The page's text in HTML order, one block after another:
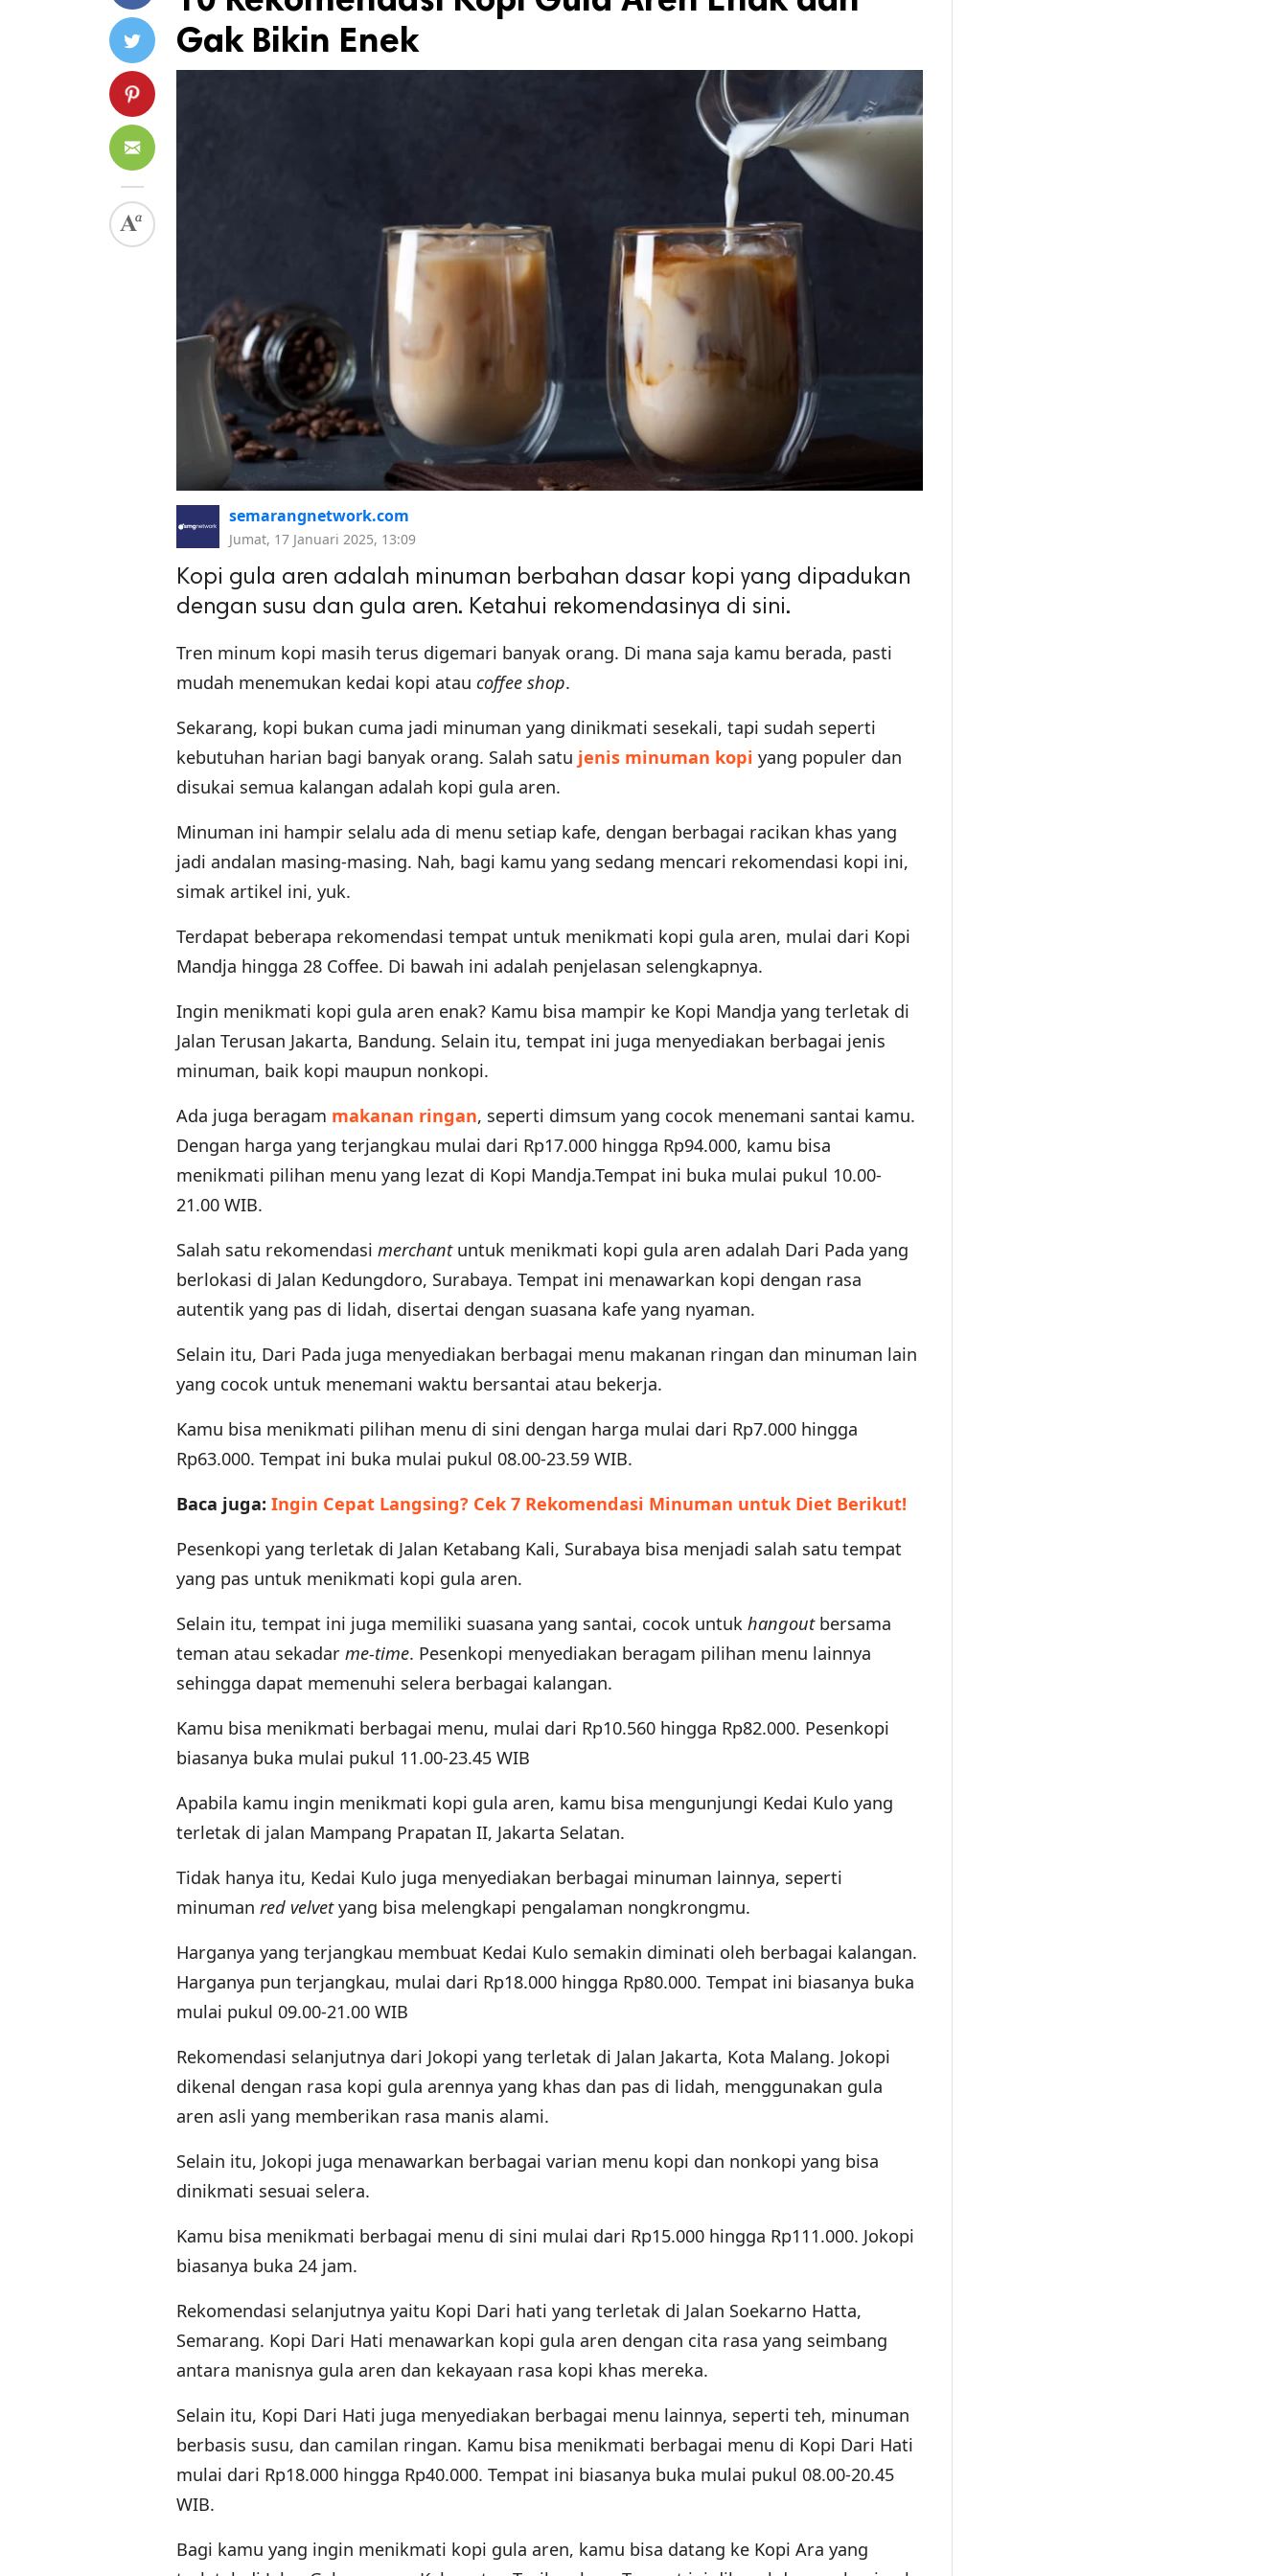
Gak Bikin Enek
semarangnetwork.com
Jumat, 17 Januari 2025, 13:09
Kopi gula aren adalah minuman berbahan dasar kopi yang dipadukan
dengan susu dan gula aren. Ketahui rekomendasinya di sini.
Tren minum kopi masih terus digemari banyak orang. Di mana saja kamu berada, pasti
mudah menemukan kedai kopi atau coffee shop.
Sekarang, kopi bukan cuma jadi minuman yang dinikmati sesekali, tapi sudah seperti
kebutuhan harian bagi banyak orang. Salah satu jenis minuman kopi yang populer dan
disukai semua kalangan adalah kopi gula aren.
Minuman ini hampir selalu ada di menu setiap kafe, dengan berbagai racikan khas yang
jadi andalan masing-masing. Nah, bagi kamu yang sedang mencari rekomendasi kopi ini,
simak artikel ini, yuk.
Terdapat beberapa rekomendasi tempat untuk menikmati kopi gula aren, mulai dari Kopi
Mandja hingga 28 Coffee. Di bawah ini adalah penjelasan selengkapnya.
Ingin menikmati kopi gula aren enak? Kamu bisa mampir ke Kopi Mandja yang terletak di
Jalan Terusan Jakarta, Bandung. Selain itu, tempat ini juga menyediakan berbagai jenis
minuman, baik kopi maupun nonkopi.
Ada juga beragam makanan ringan, seperti dimsum yang cocok menemani santai kamu.
Dengan harga yang terjangkau mulai dari Rp17.000 hingga Rp94.000, kamu bisa
menikmati pilihan menu yang lezat di Kopi Mandja.Tempat ini buka mulai pukul 10.00-
21.00 WIB.
Salah satu rekomendasi merchantuntuk menikmati kopi gula aren adalah Dari Pada yang
berlokasi di Jalan Kedungdoro, Surabaya. Tempat ini menawarkan kopi dengan rasa
autentik yang pas di lidah, disertai dengan suasana kafe yang nyaman.
Selain itu, Dari Pada juga menyediakan berbagai menu makanan ringan dan minuman lain
yang cocok untuk menemani waktu bersantai atau bekerja.
Kamu bisa menikmati pilihan menu di sini dengan harga mulai dari Rp7.000 hingga
Rp63.000. Tempat ini buka mulai pukul 08.00-23.59 WIB.
Baca juga: Ingin Cepat Langsing? Cek 7 Rekomendasi Minuman untuk Diet Berikut!
Pesenkopi yang terletak di Jalan Ketabang Kali, Surabaya bisa menjadi salah satu tempat
yang pas untuk menikmati kopi gula aren.
Selain itu, tempat ini juga memiliki suasana yang santai, cocok untuk hangoutbersama
teman atau sekadar me-time. Pesenkopi menyediakan beragam pilihan menu lainnya
sehingga dapat memenuhi selera berbagai kalangan.
Kamu bisa menikmati berbagai menu, mulai dari Rp10.560 hingga Rp82.000. Pesenkopi
biasanya buka mulai pukul 11.00-23.45 WIB
Apabila kamu ingin menikmati kopi gula aren, kamu bisa mengunjungi Kedai Kulo yang
terletak di jalan Mampang Prapatan II, Jakarta Selatan.
Tidak hanya itu, Kedai Kulo juga menyediakan berbagai minuman lainnya, seperti
minuman red velvetyang bisa melengkapi pengalaman nongkrongmu.
Harganya yang terjangkau membuat Kedai Kulo semakin diminati oleh berbagai kalangan.
Harganya pun terjangkau, mulai dari Rp18.000 hingga Rp80.000. Tempat ini biasanya buka
mulai pukul 09.00-21.00 WIB
Rekomendasi selanjutnya dari Jokopi yang terletak di Jalan Jakarta, Kota Malang. Jokopi
dikenal dengan rasa kopi gula arennya yang khas dan pas di lidah, menggunakan gula
aren asli yang memberikan rasa manis alami.
Selain itu, Jokopi juga menawarkan berbagai varian menu kopi dan nonkopi yang bisa
dinikmati sesuai selera.
Kamu bisa menikmati berbagai menu di sini mulai dari Rp15.000 hingga Rp111.000. Jokopi
biasanya buka 24 jam.
Rekomendasi selanjutnya yaitu Kopi Dari hati yang terletak di Jalan Soekarno Hatta,
Semarang. Kopi Dari Hati menawarkan kopi gula aren dengan cita rasa yang seimbang
antara manisnya gula aren dan kekayaan rasa kopi khas mereka.
Selain itu, Kopi Dari Hati juga menyediakan berbagai menu lainnya, seperti teh, minuman
berbasis susu, dan camilan ringan. Kamu bisa menikmati berbagai menu di Kopi Dari Hati
mulai dari Rp18.000 hingga Rp40.000. Tempat ini biasanya buka mulai pukul 08.00-20.45
WIB.
Bagi kamu yang ingin menikmati kopi gula aren, kamu bisa datang ke Kopi Ara yang